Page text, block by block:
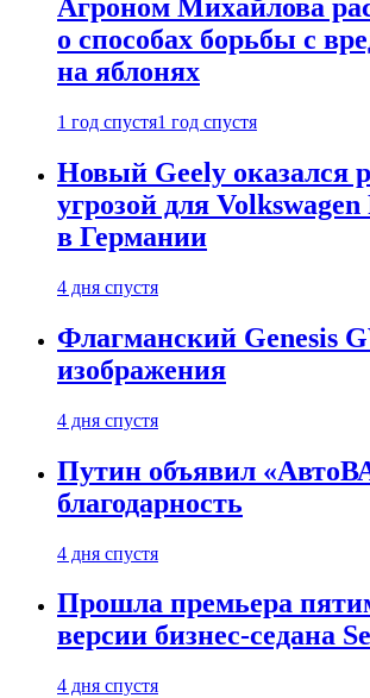
Агроном Михайлова
о способах борьбы с
на яблонях
1 год спустя1 год спустя
Новый Geely оказался
угрозой для Volkswagen
в Германии
4 дня спустя
Флагманский Genesis
изображения
4 дня спустя
Путин объявил
благодарность
4 дня спустя
Прошла премьера
версии бизнес-седана
4 дня спустя